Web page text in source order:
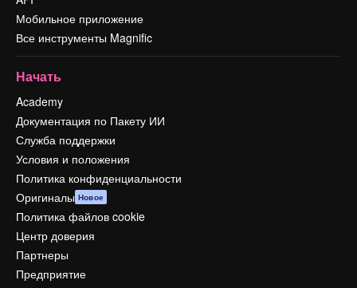
Мобильное приложение
Все инструменты Magnific
Начать
Academy
Документация по Пакету ИИ
Служба поддержки
Условия и положения
Политика конфиденциальности
Оригиналы Новое
Политика файлов cookie
Центр доверия
Партнеры
Предприятие